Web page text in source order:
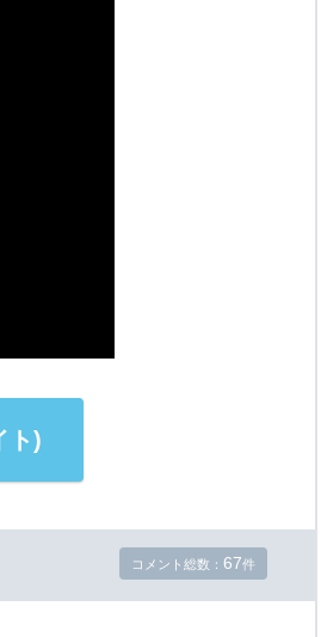
ト)
コメント総数： 67件